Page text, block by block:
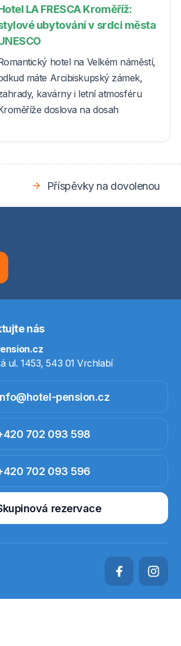
LA FRESCA Kroměříž:
ubytování v srdci města
hotel na Velkém náměstí,
máte Arcibiskupský zámek,
kavárny i letní atmosféru
doslova na dosah
Příspěvky na dovolenou
nás
ul. 1453, 543 01 Vrchlabí
pension.cz
702 093 598
702 093 596
rezervace